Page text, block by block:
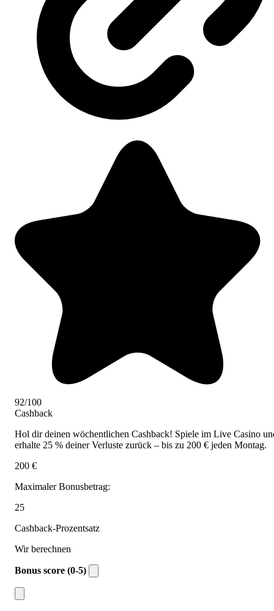
92/100
Cashback
Hol dir deinen wöchentlichen Cashback! Spiele im Live Casino
erhalte 25 % deiner Verluste zurück – bis zu 200 € jeden Montag.
200 €
Maximaler Bonusbetrag:
25
Cashback-Prozentsatz
Wir berechnen
Bonus score (0-5)